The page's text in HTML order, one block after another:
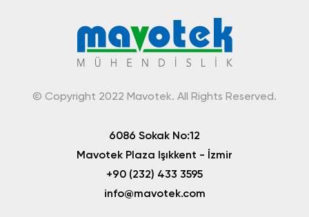
© Copyright 2022 Mavotek. All Rights Reserved.
6086 Sokak No:12
Mavotek Plaza Işıkkent - İzmir
+90 (232) 433 3595
info@mavotek.com